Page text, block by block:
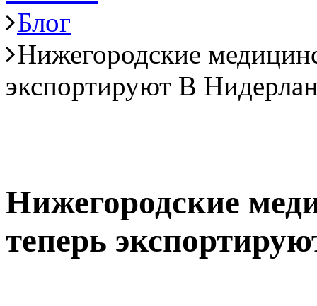
Блог
Нижегородские
экспортируют В
Нижегородские
теперь